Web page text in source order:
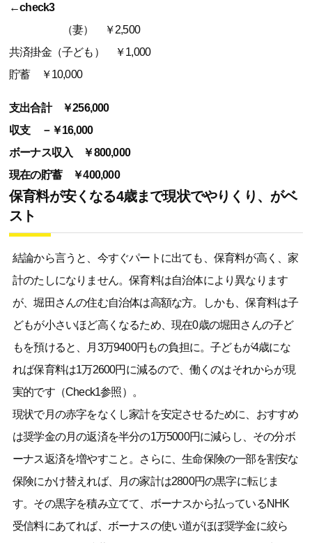
←check3
（妻） ￥2,500
共済掛金（子ども） ￥1,000
貯蓄 ￥10,000
支出合計 ￥256,000
収支 －￥16,000
ボーナス収入 ￥800,000
現在の貯蓄 ￥400,000
保育料が安くなる4歳まで現状でやりくり、がベ
スト
結論から言うと、今すぐパートに出ても、保育料が高く、家
計のたしになりません。保育料は自治体により異なります
が、堀田さんの住む自治体は高額な方。しかも、保育料は子
どもが小さいほど高くなるため、現在0歳の堀田さんの子ど
もを預けると、月3万9400円もの負担に。子どもが4歳にな
れば保育料は1万2600円に減るので、働くのはそれからが現
実的です（Check1参照）。
現状で月の赤字をなくし家計を安定させるために、おすすめ
は奨学金の月の返済を半分の1万5000円に減らし、その分ボ
ーナス返済を増やすこと。さらに、生命保険の一部を割安な
保険にかけ替えれば、月の家計は2800円の黒字に転じま
す。その黒字を積み立てて、ボーナスから払っているNHK
受信料にあてれば、ボーナスの使い道がほぼ奨学金に絞ら